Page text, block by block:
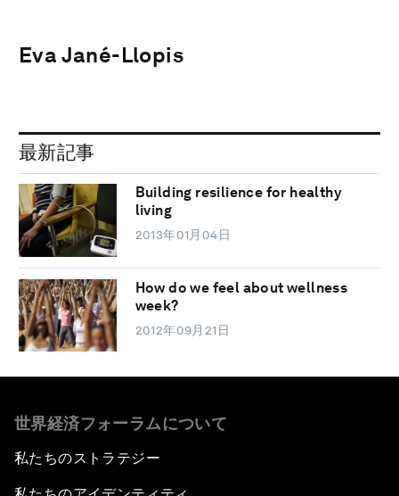
Eva Jané-Llopis
最新記事
Building resilience for healthy
living
2013年01月04日
How do we feel about wellness
week?
2012年09月21日
世界経済フォーラムについて
私たちのストラテジー